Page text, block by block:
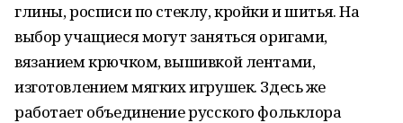
глины, росписи по стеклу, кройки и шитья. На
выбор учащиеся могут заняться оригами,
вязанием крючком, вышивкой лентами,
изготовлением мягких игрушек. Здесь же
работает объединение русского фольклора